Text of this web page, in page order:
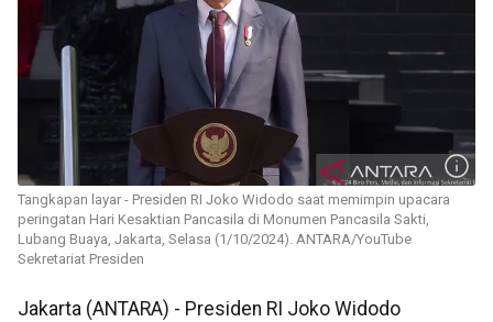
Tangkapan layar - Presiden RI Joko Widodo saat memimpin upacara
peringatan Hari Kesaktian Pancasila di Monumen Pancasila Sakti,
Lubang Buaya, Jakarta, Selasa (1/10/2024). ANTARA/YouTube
Sekretariat Presiden
Jakarta (ANTARA) - Presiden RI Joko Widodo